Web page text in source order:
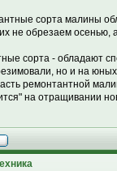
сорта малины
не обрезаем осенью,
сорта - обладают
но и на юных
ремонтантной
на отращивании